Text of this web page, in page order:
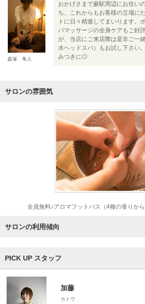
森塚 隼人
おかげさまで蕨駅周辺にお住い
ち、これからもお客様の立場に
トに日々精進してまいります。
パマッサージの全身ケアもご好
が、当店にご来店際は是非ご一
水ヘッドスパ）もお試し下さい
みつきに◎
サロンの雰囲気
全員無料♪アロマフットバス（4種の香りから
サロンの利用傾向
PICK UP スタッフ
加藤
カトウ